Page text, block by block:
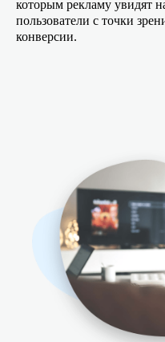
которым рекламу увидят
пользователи с точки
конверсии.